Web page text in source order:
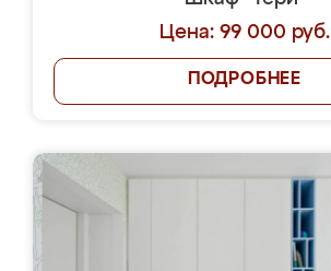
Цена: 99 000 руб.
ПОДРОБНЕЕ